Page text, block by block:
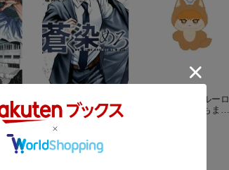
1
桜井 ミヤト
TVアニメ『ブルーロ
ック』 ちみけもます